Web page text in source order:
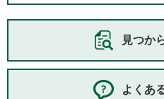
見つか
よくあ